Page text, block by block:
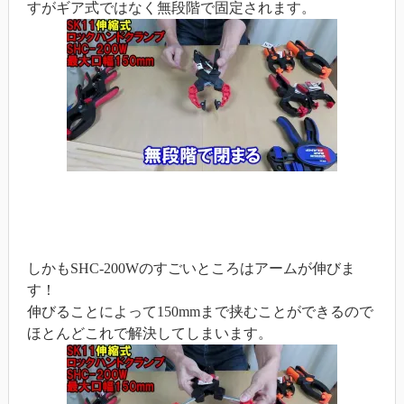
すがギア式ではなく無段階で固定されます。
しかもSHC-200Wのすごいところはアームが伸びま
す！
伸びることによって150mmまで挟むことができるので
ほとんどこれで解決してしまいます。